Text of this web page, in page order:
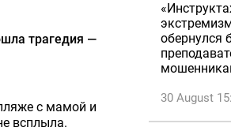
трагедия —
с мамой и
всплыла.
обернулся
30 August